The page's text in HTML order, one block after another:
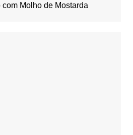
Molho de Mostarda